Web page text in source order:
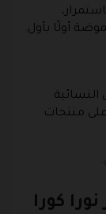
أولًا بأول.
منتجات
.
كورا